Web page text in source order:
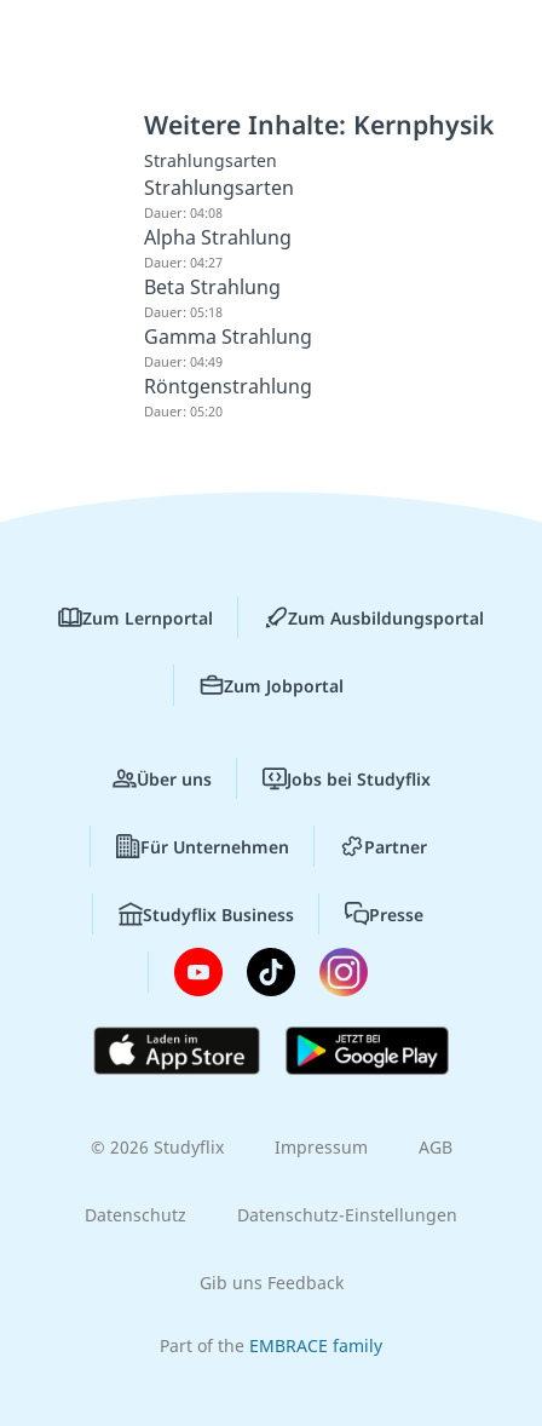
Weitere Inhalte: Kernphysik
Strahlungsarten
Strahlungsarten
Dauer: 04:08
Alpha Strahlung
Dauer: 04:27
Beta Strahlung
Dauer: 05:18
Gamma Strahlung
Dauer: 04:49
Röntgenstrahlung
Dauer: 05:20
Zum Lernportal Zum Ausbildungsportal
Zum Jobportal
Über uns Jobs bei Studyflix
Für Unternehmen Partner
Studyflix Business Presse
© 2026 Studyflix Impressum AGB
Datenschutz Datenschutz-Einstellungen
Gib uns Feedback
Part of the EMBRACE family